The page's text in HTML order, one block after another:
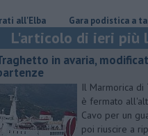
Gara podistica a tappe
L'articolo di ieri più
in avaria,
Il Marmorica di
è fermato
Cavo per un
poi riuscire a